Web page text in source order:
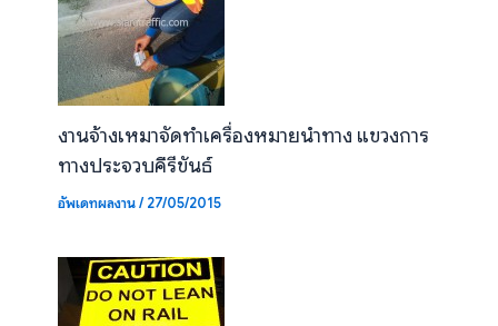
งานจ้างเหมาจัดทำเครื่องหมายนำทาง แขวงการ
ทางประจวบคีรีขันธ์
อัพเดทผลงาน/27/05/2015